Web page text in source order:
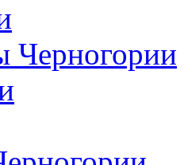
Черногории